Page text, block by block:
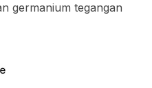
germanium tegangan